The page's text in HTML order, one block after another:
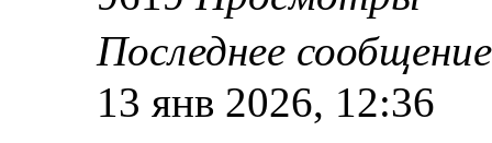
Последнее
13 янв 2026, 12:36